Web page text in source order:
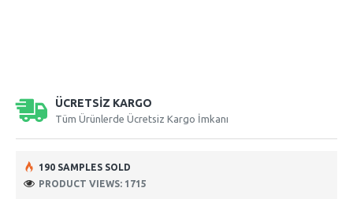
ÜCRETSİZ KARGO
Tüm Ürünlerde Ücretsiz Kargo İmkanı
190 SAMPLES SOLD
PRODUCT VIEWS: 1715